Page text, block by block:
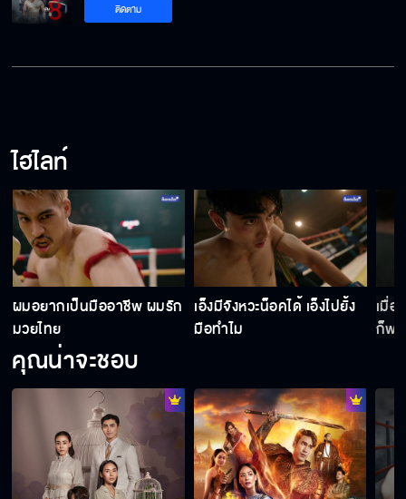
ติดตาม
ไฮไลท์
ผมอยากเป็นมืออาชีพ ผมรัก
มวยไทย
เอ็งมีจังหวะน็อคได้ เอ็งไปยั้ง
มือทำไม
เมื่อ
ก็พอ
คุณน่าจะชอบ